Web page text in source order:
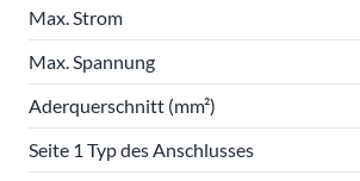
Max. Strom
Max. Spannung
Aderquerschnitt (mm²)
Seite 1 Typ des Anschlusses